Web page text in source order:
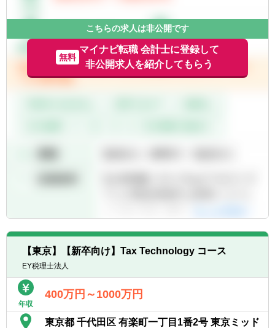
に適したコースです。
■税務・会計の知見を生かし、企業の経営課
題解決に関わりたい方
■複雑な情報を整理・分析し、論点を構造的
るプロジェクトを経験可能
こちらの求人は非公開です
無料
マイナビ転職 会計士に登録して
非公開求人を紹介してもらう
【東京】【新卒向け】Tax Technology コース
EY税理士法人
年収
400万円～1000万円
東京都 千代田区 有楽町一丁目1番2号 東京ミッド